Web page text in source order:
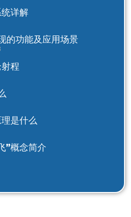
详解
的功能及应用场景
程
是什么
”概念简介